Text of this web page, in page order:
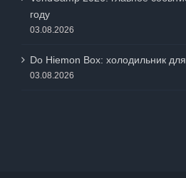
году
03.08.2026
Do Hiemon Box: холодильник
03.08.2026